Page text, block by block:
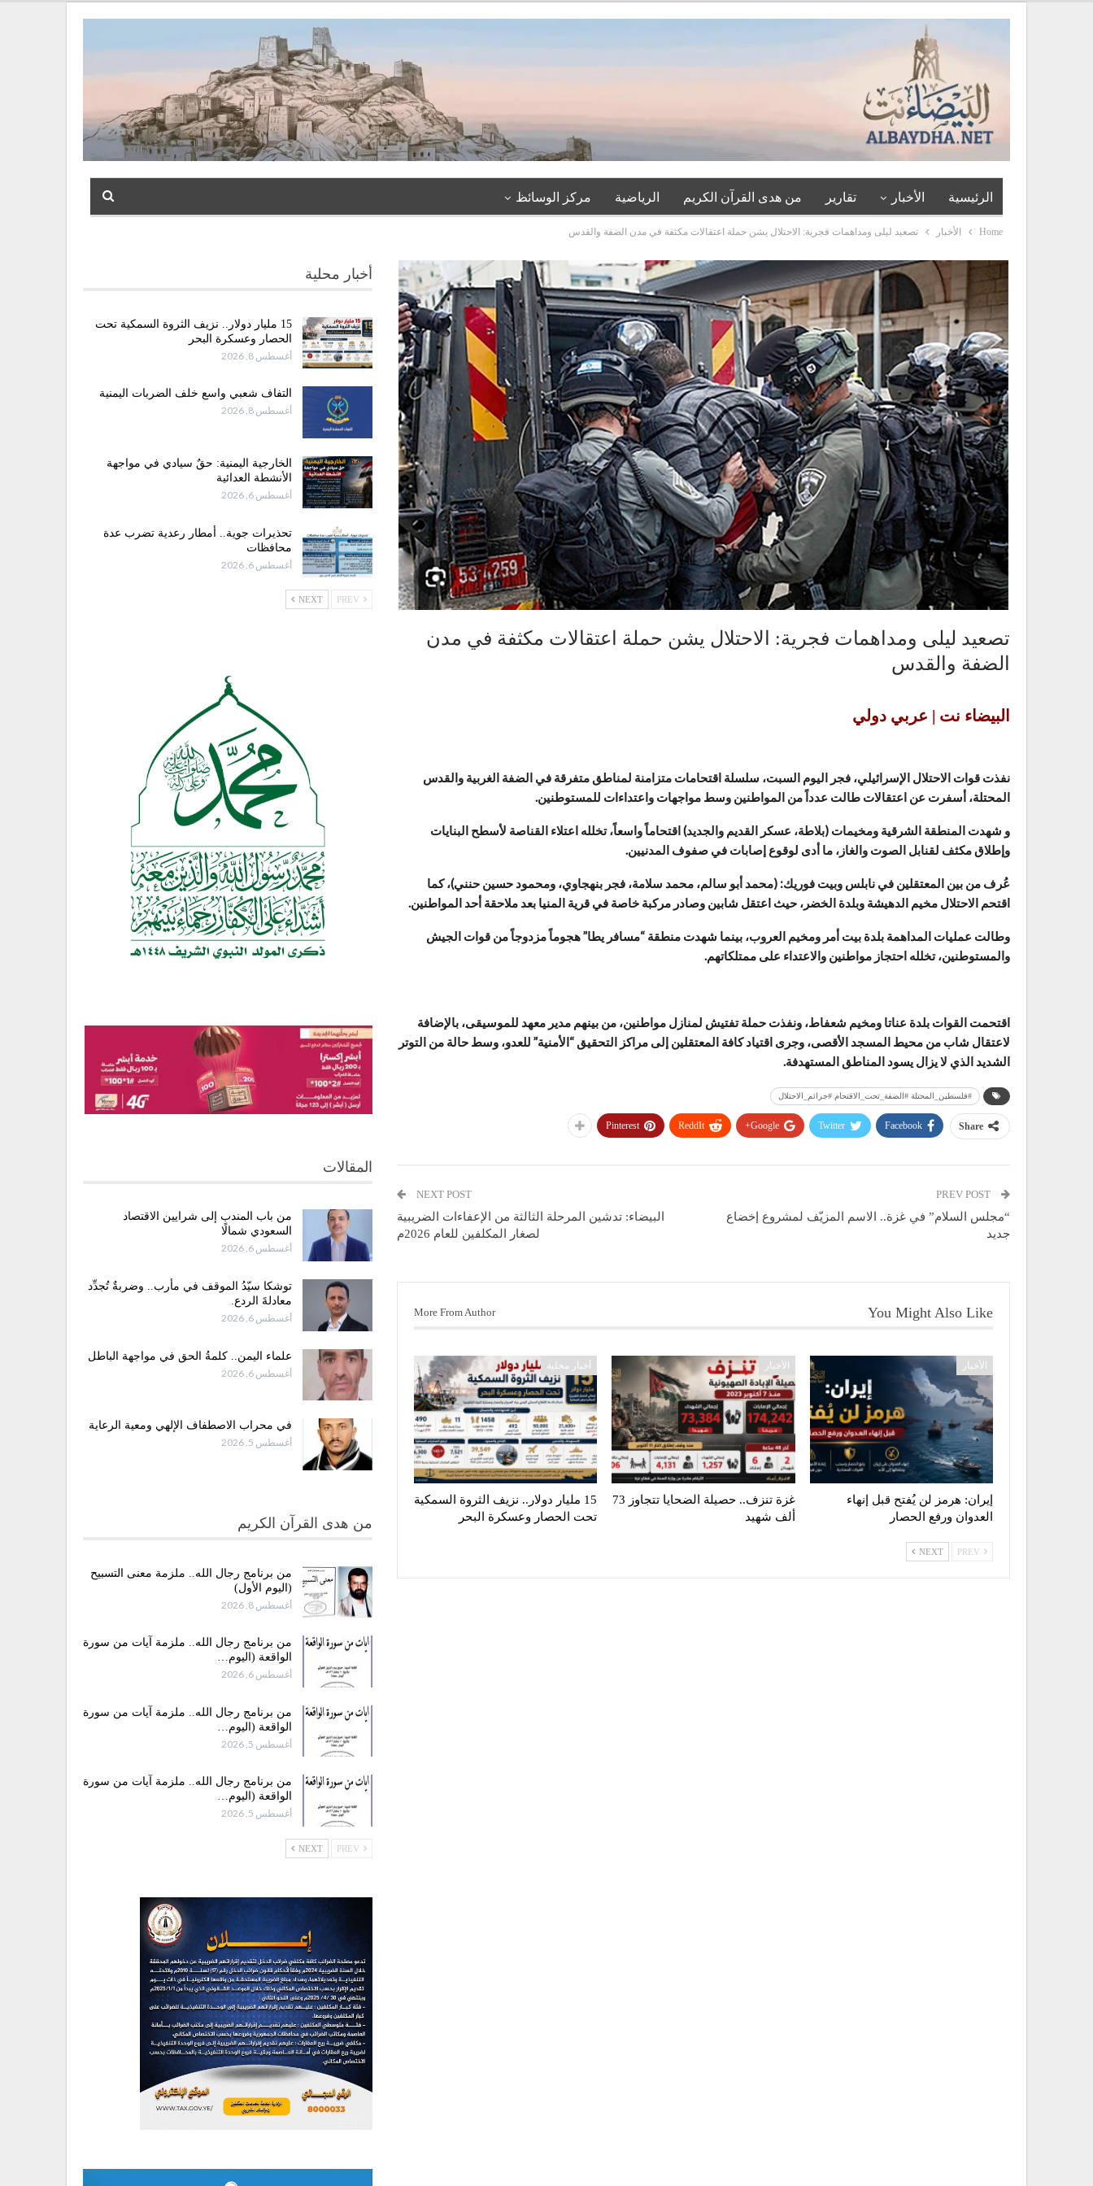
الرئيسية الأخبار تقارير من هدى القرآن الكريم الرياضية مركز الوسائظ
Home الأخبار تصعيد ليلى ومداهمات فجرية: الاحتلال يشن حملة اعتقالات مكثفة في مدن الضفة والقدس
تصعيد ليلى ومداهمات فجرية: الاحتلال يشن حملة اعتقالات مكثفة في مدن
الضفة والقدس
البيضاء نت | عربي دولي
نفذت قوات الاحتلال الإسرائيلي، فجر اليوم السبت، سلسلة اقتحامات متزامنة لمناطق متفرقة في الضفة الغربية والقدس
المحتلة، أسفرت عن اعتقالات طالت عدداً من المواطنين وسط مواجهات واعتداءات للمستوطنين.
و شهدت المنطقة الشرقية ومخيمات (بلاطة، عسكر القديم والجديد) اقتحاماً واسعاً، تخلله اعتلاء القناصة لأسطح البنايات
وإطلاق مكثف لقنابل الصوت والغاز، ما أدى لوقوع إصابات في صفوف المدنيين.
عُرف من بين المعتقلين في نابلس وبيت فوريك: (محمد أبو سالم، محمد سلامة، فجر بنهجاوي، ومحمود حسين حنني)، كما
اقتحم الاحتلال مخيم الدهيشة وبلدة الخضر، حيث اعتقل شابين وصادر مركبة خاصة في قرية المنيا بعد ملاحقة أحد المواطنين.
وطالت عمليات المداهمة بلدة بيت أمر ومخيم العروب، بينما شهدت منطقة “مسافر يطا” هجوماً مزدوجاً من قوات الجيش
والمستوطنين، تخلله احتجاز مواطنين والاعتداء على ممتلكاتهم.
اقتحمت القوات بلدة عناتا ومخيم شعفاط، ونفذت حملة تفتيش لمنازل مواطنين، من بينهم مدير معهد للموسيقى، بالإضافة
لاعتقال شاب من محيط المسجد الأقصى، وجرى اقتياد كافة المعتقلين إلى مراكز التحقيق “الأمنية” للعدو، وسط حالة من التوتر
الشديد الذي لا يزال يسود المناطق المستهدفة.
#فلسطين_المحتلة #الضفة_تحت_الاقتحام #جرائم_الاحتلال
Share
Facebook
Twitter
Google+
ReddIt
Pinterest
“مجلس السلام” في غزة.. الاسم المزيّف لمشروع إخضاع
جديد
NEXT POST
البيضاء: تدشين المرحلة الثالثة من الإعفاءات الضريبية
لصغار المكلفين للعام 2026م
You Might Also Like
More From Author
الأخبار
إيران: هرمز لن يُفتح قبل إنهاء
العدوان ورفع الحصار
الأخبار
غزة تنزف.. حصيلة الضحايا تتجاوز 73
ألف شهيد
أخبار محلية
15 مليار دولار.. نزيف الثروة السمكية
تحت الحصار وعسكرة البحر
NEXT
أخبار محلية
15 مليار دولار.. نزيف الثروة السمكية تحت
الحصار وعسكرة البحر
أغسطس 8, 2026
التفاف شعبي واسع خلف الضربات اليمنية
أغسطس 8, 2026
الخارجية اليمنية: حقٌ سيادي في مواجهة
الأنشطة العدائية
أغسطس 6, 2026
تحذيرات جوية.. أمطار رعدية تضرب عدة
محافظات
أغسطس 6, 2026
NEXT
المقالات
من باب المندب إلى شرايين الاقتصاد
السعودي شمالًا
أغسطس 6, 2026
توشكا سيّدُ الموقف في مأرب.. وضربةٌ تُجدِّد
معادلةَ الردع.
أغسطس 6, 2026
علماء اليمن.. كلمةُ الحق في مواجهة الباطل
أغسطس 6, 2026
في محراب الاصطفاف الإلهي ومعية الرعاية
أغسطس 5, 2026
من هدى القرآن الكريم
من برنامج رجال الله.. ملزمة معنى التسبيح
(اليوم الأول)
أغسطس 8, 2026
من برنامج رجال الله.. ملزمة آيات من سورة
الواقعة (اليوم…
أغسطس 6, 2026
من برنامج رجال الله.. ملزمة آيات من سورة
الواقعة (اليوم…
أغسطس 5, 2026
من برنامج رجال الله.. ملزمة آيات من سورة
الواقعة (اليوم…
أغسطس 5, 2026
NEXT